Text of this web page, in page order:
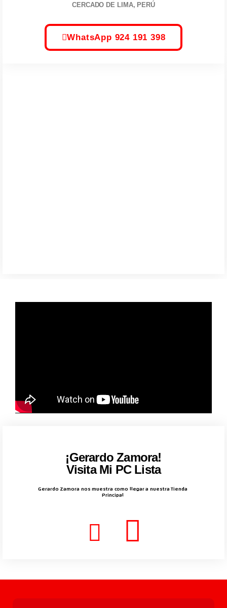
CERCADO DE LIMA, PERÚ
WhatsApp 924 191 398
¡Gerardo Zamora!
Visita Mi PC Lista
Gerardo Zamora nos muestra como llegar a nuestra Tienda
Principal